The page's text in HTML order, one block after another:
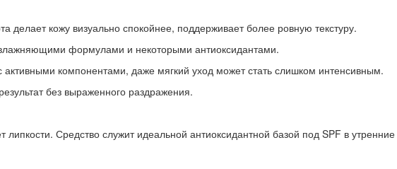
делает кожу визуально спокойнее, поддерживает более ровную текстуру.
формулами и некоторыми антиоксидантами.
компонентами, даже мягкий уход может стать слишком интенсивным.
без выраженного раздражения.
Средство служит идеальной антиоксидантной базой под SPF в утренние